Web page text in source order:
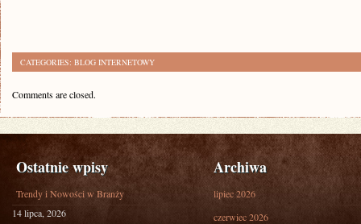
CATEGORIES: BLOG INTERNETOWY
Comments are closed.
Ostatnie wpisy
Trendy i Nowości w Branży
14 lipca, 2026
Archiwa
lipiec 2026
czerwiec 2026